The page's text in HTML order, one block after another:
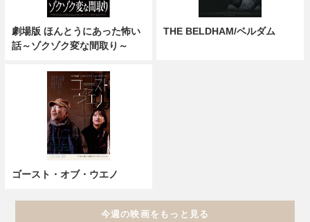
劇場版 ほんとうにあった怖い
話～ゾクゾク変な間取り～
THE BELDHAM/ベルダム
ゴースト・オブ・ウエノ
今週の映画をもっと見る